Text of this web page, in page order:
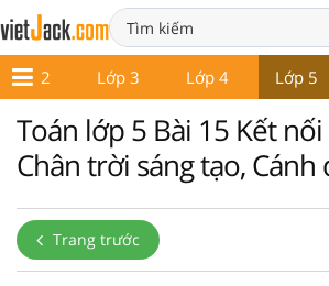
Lớp 2 Lớp 3 Lớp 4 Lớp 5
Toán lớp 5 Bài 15 Kết
Chân trời sáng tạo, Cánh
Trang trước